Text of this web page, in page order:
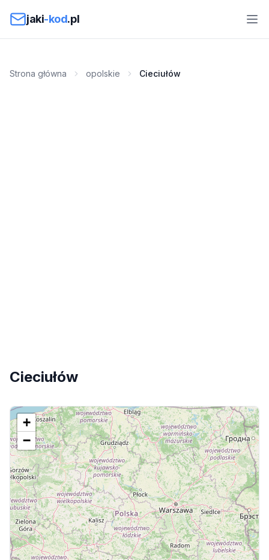
jaki-kod.pl
Strona główna opolskie Cieciułów
Cieciułów
+
−